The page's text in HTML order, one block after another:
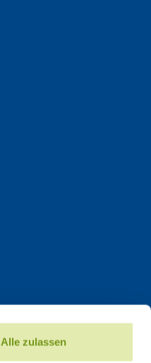
Alle zulassen